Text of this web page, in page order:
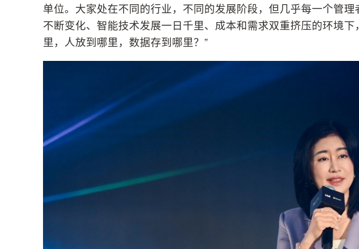
单位。大家处在不同的行业，不同的发展阶段，但几乎每一个管
不断变化、智能技术发展一日千里、成本和需求双重挤压的环境
里，人放到哪里，数据存到哪里？”